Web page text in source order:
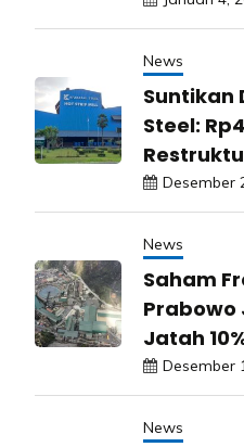
News
Suntikan
Steel:
Desember
News
Saham
Prabowo
Jatah
Desember
News